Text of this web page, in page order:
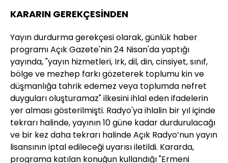
KARARIN GEREKÇESİNDEN
Yayın durdurma gerekçesi olarak, günlük haber
programı Açık Gazete'nin 24 Nisan'da yaptığı
yayında, "yayın hizmetleri, Irk, dil, din, cinsiyet, sınıf,
bölge ve mezhep farkı gözeterek toplumu kin ve
düşmanlığa tahrik edemez veya toplumda nefret
duyguları oluşturamaz" ilkesini ihlal eden ifadelerin
yer alması gösterilmişti. Radyo'ya ihlalin bir yıl içinde
tekrarı halinde, yayının 10 güne kadar durdurulacağı
ve bir kez daha tekrarı halinde Açık Radyo’nun yayın
lisansının iptal edileceği uyarısı iletildi. Kararda,
programa katılan konuğun kullandığı "Ermeni